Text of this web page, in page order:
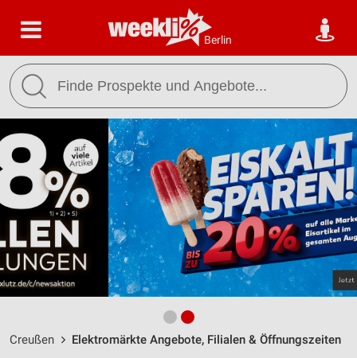
Berlin
Creußen Elektromärkte Angebote, Filialen & Öffnungszeiten